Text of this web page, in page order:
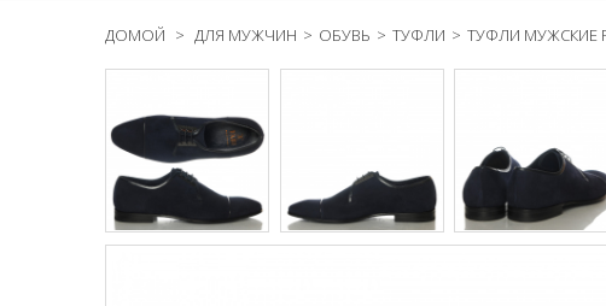
ДОМОЙ > ДЛЯ МУЖЧИН > ОБУВЬ > ТУФЛИ > ТУФЛИ МУЖСКИЕ